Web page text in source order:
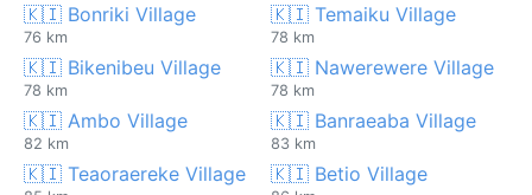
🇰🇮 Bonriki Village
76 km
🇰🇮 Temaiku Village
78 km
🇰🇮 Bikenibeu Village
78 km
🇰🇮 Nawerewere Village
78 km
🇰🇮 Ambo Village
82 km
🇰🇮 Banraeaba Village
83 km
🇰🇮 Teaoraereke Village 🇰🇮 Betio Village